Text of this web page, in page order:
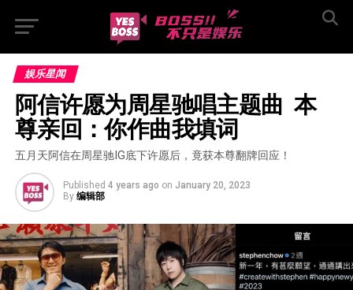
娱乐星闻
阿信许愿为周星驰唱主题曲  本
尊亲回：你作曲我填词
五月天阿信在周星驰IG底下许愿后，竟获本尊翻牌回应！
Published 4 years ago on January 20, 2023
By 编辑部